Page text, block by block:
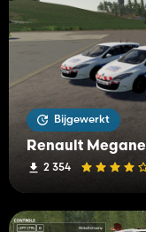
Bijgewerkt
2 354